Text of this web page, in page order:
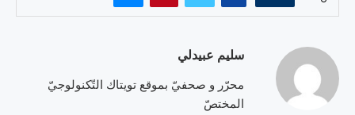
سليم عبيدلي
محرّر و صحفيّ بموقع تويتاك التّكنولوجيّ
المختصّ